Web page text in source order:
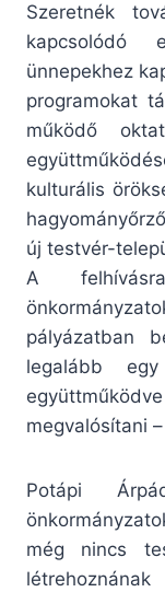
Szeretnék
kapcsolódó
ünnepekhez
programokat
működő
kulturális
új testvér-
A
pályázatban
legalább
megvalósítani
Potápi
még nincs